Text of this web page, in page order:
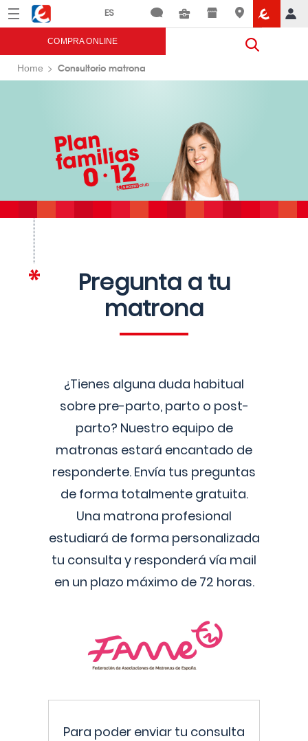
Menú Eroski
COMPRA ONLINE
Home Consultorio matrona
Pregunta a tu
matrona
¿Tienes alguna duda habitual
sobre pre-parto, parto o post-
parto? Nuestro equipo de
matronas estará encantado de
responderte. Envía tus preguntas
de forma totalmente gratuita.
Una matrona profesional
estudiará de forma personalizada
tu consulta y responderá vía mail
en un plazo máximo de 72 horas.
Para poder enviar tu consulta